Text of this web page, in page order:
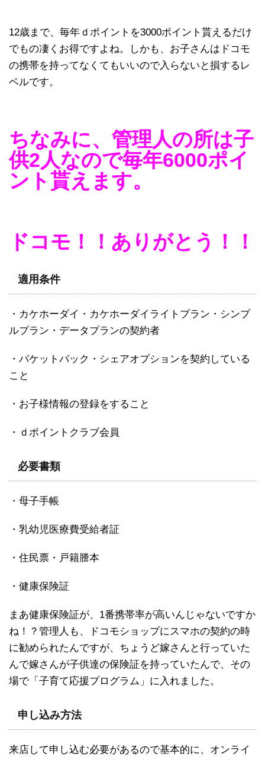
12歳まで、毎年ｄポイントを3000ポイント貰えるだけ
でもの凄くお得ですよね。しかも、お子さんはドコモ
の携帯を持ってなくてもいいので入らないと損するレ
ベルです。
ちなみに、管理人の所は子
供2人なので毎年6000ポイ
ント貰えます。
ドコモ！！ありがとう！！
適用条件
・カケホーダイ・カケホーダイライトプラン・シンプ
ルプラン・データプランの契約者
・パケットパック・シェアオプションを契約している
こと
・お子様情報の登録をすること
・ｄポイントクラブ会員
必要書類
・母子手帳
・乳幼児医療費受給者証
・住民票・戸籍謄本
・健康保険証
まあ健康保険証が、1番携帯率が高いんじゃないですか
ね！？管理人も、ドコモショップにスマホの契約の時
に勧められたんですが、ちょうど嫁さんと行っていた
んで嫁さんが子供達の保険証を持っていたんで、その
場で「子育て応援プログラム」に入れました。
申し込み方法
来店して申し込む必要があるので基本的に、オンライ